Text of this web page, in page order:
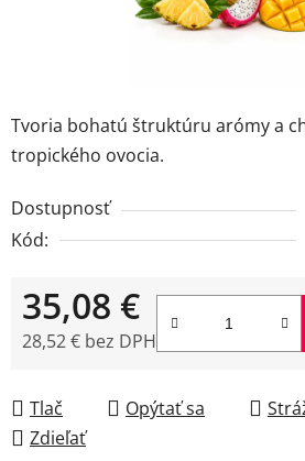
Tvoria bohatú štruktúru arómy a
tropického ovocia.
Dostupnosť
Kód:
35,08 €
28,52 € bez DPH
Tlač Opýtať sa
Zdieľať